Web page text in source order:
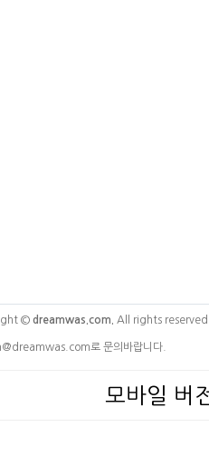
© dreamwas.com. All rights reserved.
로 문의바랍니다.
모바일 버